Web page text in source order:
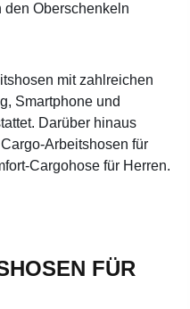
Oberschenkeln
mit zahlreichen
Smartphone und
Darüber hinaus
Arbeitshosen für
Cargohose für Herren.
FÜR